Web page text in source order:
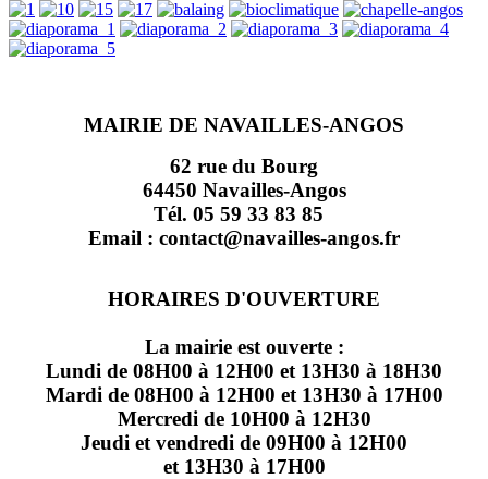
MAIRIE DE NAVAILLES-ANGOS
62 rue du Bourg
64450 Navailles-Angos
Tél. 05 59 33 83 85
Email : contact@navailles-angos.fr
HORAIRES D'OUVERTURE
La mairie est ouverte :
Lundi de 08H00 à 12H00 et 13H30 à 18H30
Mardi de 08H00 à 12H00 et 13H30 à 17H00
Mercredi de 10H00 à 12H30
Jeudi et vendredi de 09H00 à 12H00
et 13H30 à 17H00